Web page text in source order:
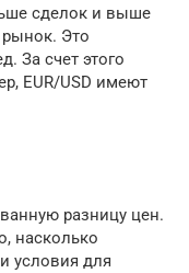
сделок и выше
рынок. Это
За счет этого
EUR/USD имеют
разницу цен.
насколько
условия для